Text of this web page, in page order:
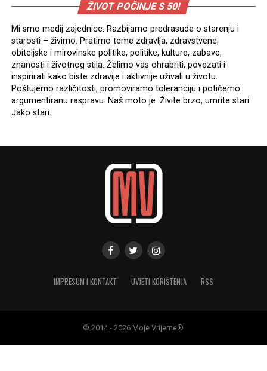
ŽIVOT POČINJE S 50!
Mi smo medij zajednice. Razbijamo predrasude o starenju i
starosti – živimo. Pratimo teme zdravlja, zdravstvene,
obiteljske i mirovinske politike, politike, kulture, zabave,
znanosti i životnog stila. Želimo vas ohrabriti, povezati i
inspirirati kako biste zdravije i aktivnije uživali u životu.
Poštujemo različitosti, promoviramo toleranciju i potičemo
argumentiranu raspravu. Naš moto je: Živite brzo, umrite stari.
Jako stari.
IMPRESUM I KONTAKT UVJETI KORIŠTENJA RSS
© 2014 - 2026 Moje Vrijeme®